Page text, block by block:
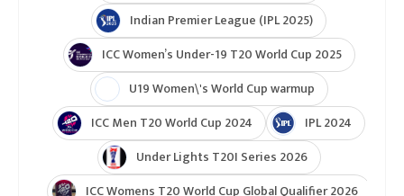
Indian Premier League 2026
ICC T20 World Cup 2026
ICC Cricket World Cup League 2
Indian Premier League (IPL 2025)
ICC Women’s Under-19 T20 World Cup 2025
U19 Women\'s World Cup warmup